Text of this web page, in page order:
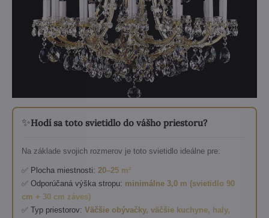
✨Hodí sa toto svietidlo do vášho priestoru?
Na základe svojich rozmerov je toto svietidlo ideálne pre:
✅ Plocha miestnosti: 20–25 m²
✅ Odporúčaná výška stropu: minimálne 3,0 m (svietidlo 90
cm + 30 cm záves)
✅ Typ priestorov: Väčšie obývačky, väčšie kuchyne, haly,